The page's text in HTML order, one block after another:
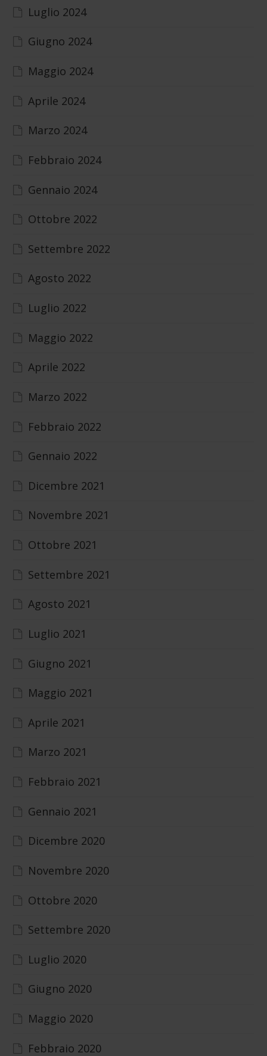
Luglio 2024
Giugno 2024
Maggio 2024
Aprile 2024
Marzo 2024
Febbraio 2024
Gennaio 2024
Ottobre 2022
Settembre 2022
Agosto 2022
Luglio 2022
Maggio 2022
Aprile 2022
Marzo 2022
Febbraio 2022
Gennaio 2022
Dicembre 2021
Novembre 2021
Ottobre 2021
Settembre 2021
Agosto 2021
Luglio 2021
Giugno 2021
Maggio 2021
Aprile 2021
Marzo 2021
Febbraio 2021
Gennaio 2021
Dicembre 2020
Novembre 2020
Ottobre 2020
Settembre 2020
Luglio 2020
Giugno 2020
Maggio 2020
Febbraio 2020